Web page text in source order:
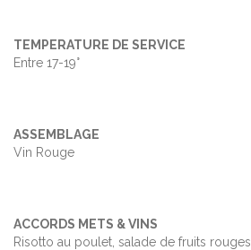
TEMPERATURE DE SERVICE
Entre 17-19°
ASSEMBLAGE
Vin Rouge
ACCORDS METS & VINS
Risotto au poulet, salade de fruits rouges